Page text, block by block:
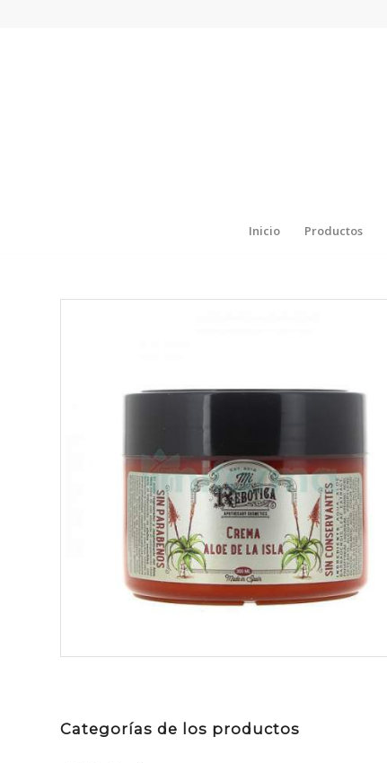
Inicio Productos
Categorías de los productos